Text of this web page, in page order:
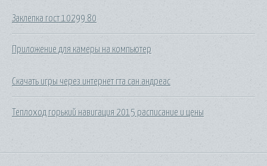
Заклепка гост 10299 80
Приложение для камеры на компьютер
Скачать игры через интернет гта сан андреас
Теплоход горький навигация 2015 расписание и цены